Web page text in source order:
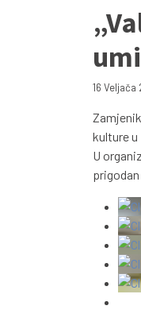
16 Veljača
kulture
U